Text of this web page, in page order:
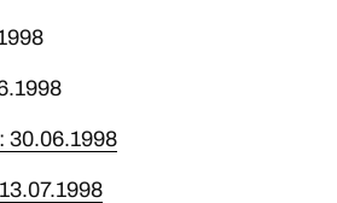
30.06.1998